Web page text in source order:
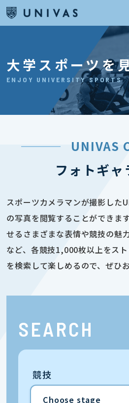
大学スポーツを
ENJOY UNIVERSITY SPORTS
UNIVAS
フォトギャ
スポーツカメラマンが撮影した
の写真を閲覧することができま
せるさまざまな表情や競技の魅
など、各競技1,000枚以上をス
を検索して楽しめるので、ぜひ
SEARCH
競技